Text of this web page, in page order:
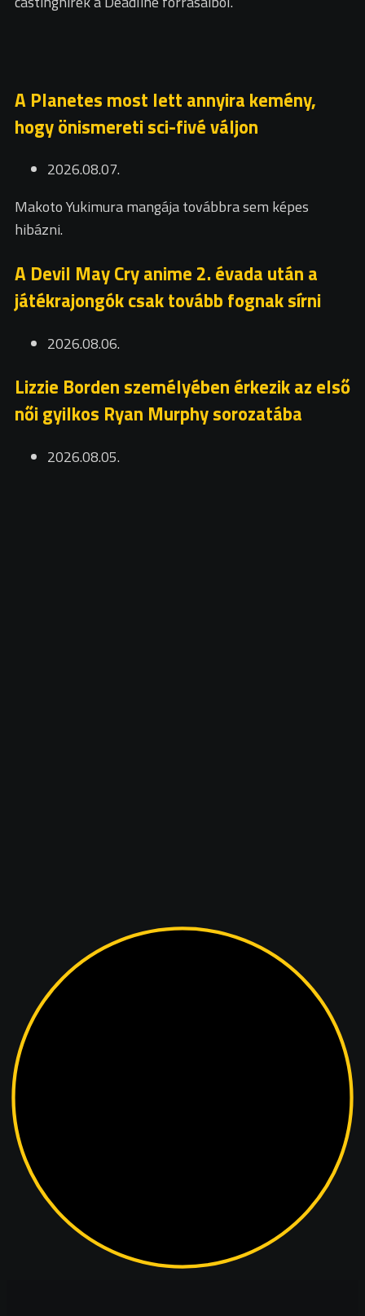
A Planetes most lett annyira kemény,
hogy önismereti sci-fivé váljon
2026.08.07.
Makoto Yukimura mangája továbbra sem képes
hibázni.
A Devil May Cry anime 2. évada után a
játékrajongók csak tovább fognak sírni
2026.08.06.
Lizzie Borden személyében érkezik az első
női gyilkos Ryan Murphy sorozatába
2026.08.05.